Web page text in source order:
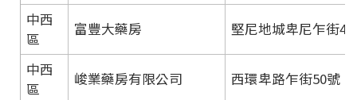
中西
區
富豐大藥房 堅尼地城卑尼乍街
中西
區
峻業藥房有限公司 西環卑路乍街50號